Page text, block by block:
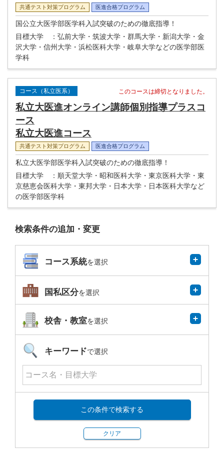
共通テスト対策プログラム 医進合格プログラム
国公立大医学部医学科入試突破のための徹底指導！
目標大学
：弘前大学・筑波大学・群馬大学・新潟大学・金
沢大学・信州大学・浜松医科大学・岐阜大学などの医学部医
学科
このコースは締切となりました。
コース（私立医系）
私立大医進オンライン講師個別指導プラスコ
ース
私立大医進コース
共通テスト対策プログラム 医進合格プログラム
私立大医学部医学科入試突破のための徹底指導！
目標大学
：順天堂大学・昭和医科大学・東京医科大学・東
京慈恵会医科大学・東邦大学・日本大学・日本医科大学など
の医学部医学科
検索条件の追加・変更
コース系統を選択
国私区分を選択
校舎・教室を選択
キーワードで選択
この条件で検索する
クリア